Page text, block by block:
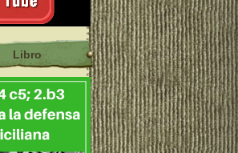
Libro